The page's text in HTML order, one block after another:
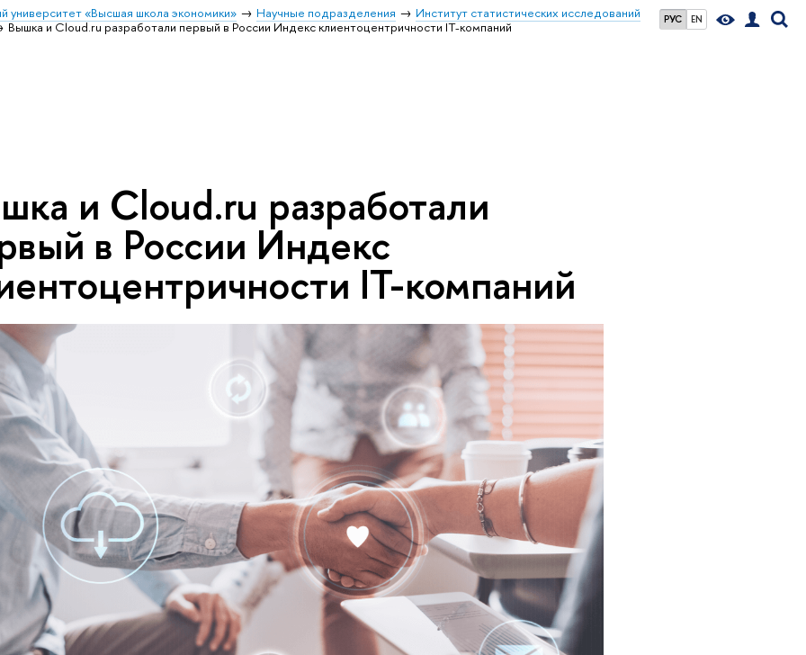
РУС EN
университет «Высшая школа экономики» Научные подразделения
Институт статистических исследований
Вышка и Cloud.ru разработали первый в России Индекс клиентоцентричности IT-компаний
и Cloud.ru разработали
в России Индекс
IT-компаний